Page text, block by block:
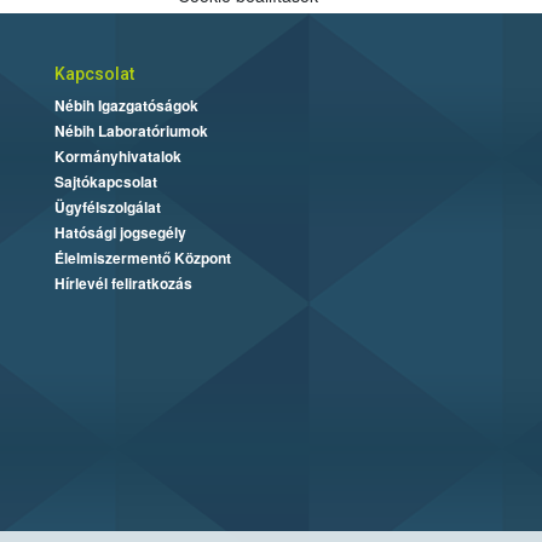
Kapcsolat
Nébih Igazgatóságok
Nébih Laboratóriumok
Kormányhivatalok
Sajtókapcsolat
Ügyfélszolgálat
Hatósági jogsegély
Élelmiszermentő Központ
Hírlevél feliratkozás